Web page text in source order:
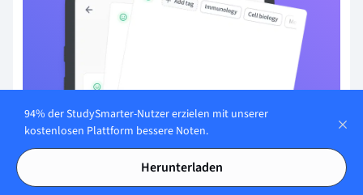
94% der StudySmarter-Nutzer erzielen mit unserer
kostenlosen Plattform bessere Noten.
Herunterladen